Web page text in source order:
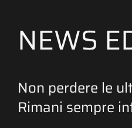
NEWS
Non perdere le
Rimani sempre